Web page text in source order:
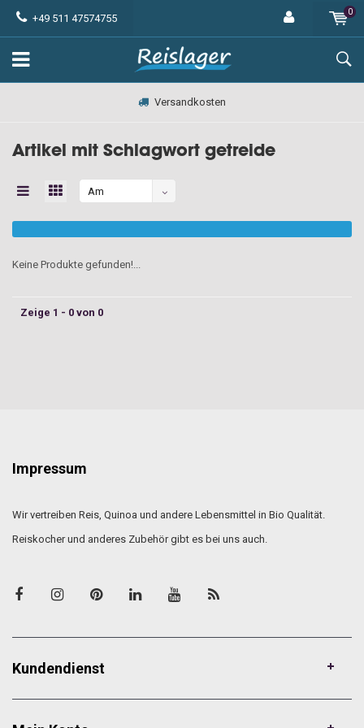
+49 511 47574755
0
Versandkosten
Artikel mit Schlagwort getreide
Am
angesehen
Keine Produkte gefunden!...
Zeige 1 - 0 von 0
Impressum
Wir vertreiben Reis, Quinoa und andere Lebensmittel in Bio Qualität.
Reiskocher und anderes Zubehör gibt es bei uns auch.
Kundendienst